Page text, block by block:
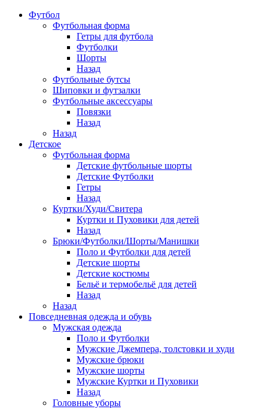
Футбол
Футбольная форма
Гетры для футбола
Футболки
Шорты
Назад
Футбольные бутсы
Шиповки и футзалки
Футбольные аксессуары
Повязки
Назад
Назад
Детское
Футбольная форма
Детские футбольные шорты
Детские Футболки
Гетры
Назад
Куртки/Худи/Свитера
Куртки и Пуховики для детей
Назад
Брюки/Футболки/Шорты/Манишки
Поло и Футболки для детей
Детские шорты
Детские костюмы
Бельё и термобельё для детей
Назад
Назад
Повседневная одежда и обувь
Мужская одежда
Поло и Футболки
Мужские Джемпера, толстовки и худи
Мужские брюки
Мужские шорты
Мужские Куртки и Пуховики
Назад
Головные уборы